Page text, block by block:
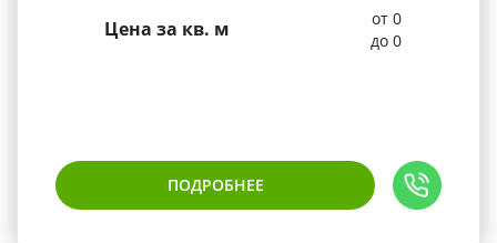
Цена за кв. м
от 0
до 0
ПОДРОБНЕЕ